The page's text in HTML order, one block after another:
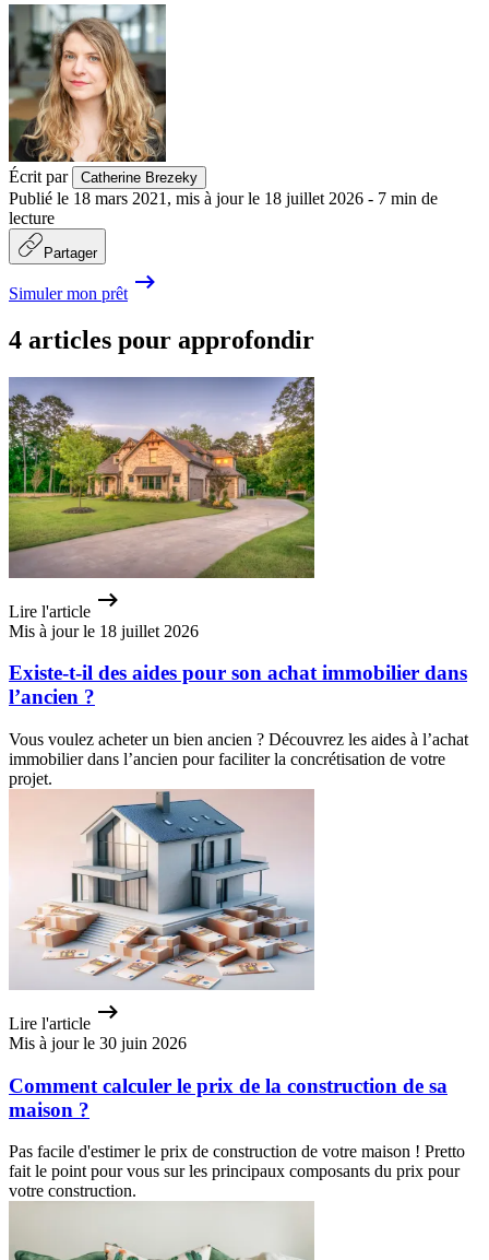
Écrit par Catherine Brezeky
Publié le 18 mars 2021 , mis à jour le 18 juillet 2026 - 7 min de
lecture
Partager
Simuler mon prêt
4 articles pour approfondir
Lire l'article
Mis à jour le 18 juillet 2026
Existe-t-il des aides pour son achat immobilier dans
l’ancien ?
Vous voulez acheter un bien ancien ? Découvrez les aides à l’achat
immobilier dans l’ancien pour faciliter la concrétisation de votre
projet.
Lire l'article
Mis à jour le 30 juin 2026
Comment calculer le prix de la construction de sa
maison ?
Pas facile d'estimer le prix de construction de votre maison ! Pretto
fait le point pour vous sur les principaux composants du prix pour
votre construction.